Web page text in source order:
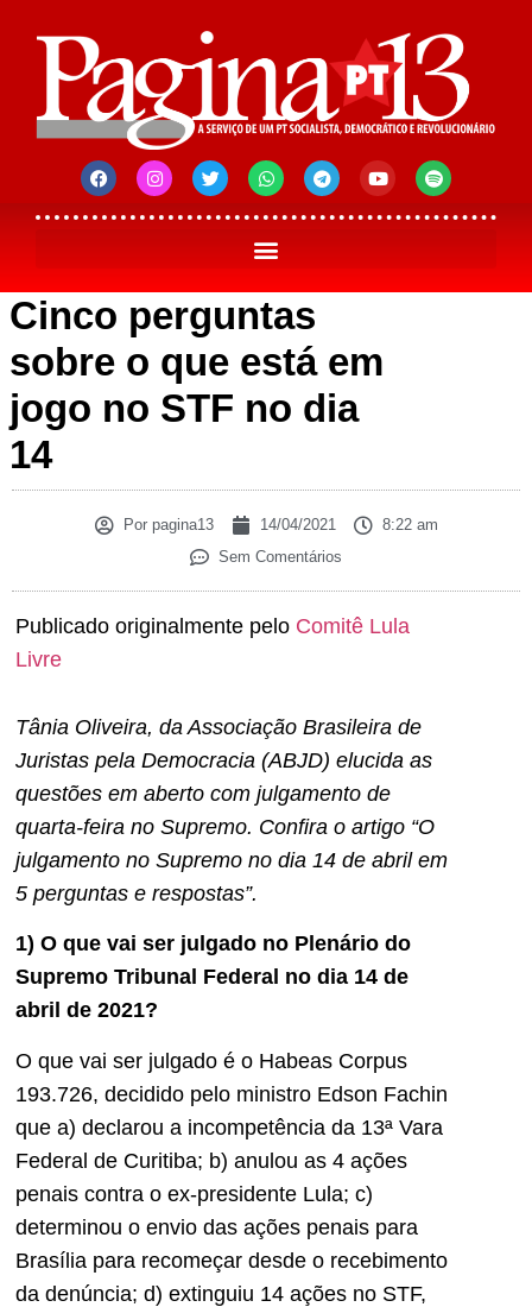
Cinco perguntas
sobre o que está em
jogo no STF no dia
14
Porpagina13 14/04/2021
8:22 am
Sem Comentários
Publicado originalmente pelo Comitê Lula
Livre
Tânia Oliveira, da Associação Brasileira de
Juristas pela Democracia (ABJD) elucida as
questões em aberto com julgamento de
quarta-feira no Supremo. Confira o artigo “O
julgamento no Supremo no dia 14 de abril em
5 perguntas e respostas”.
1) O que vai ser julgado no Plenário do
Supremo Tribunal Federal no dia 14 de
abril de 2021?
O que vai ser julgado é o Habeas Corpus
193.726, decidido pelo ministro Edson Fachin
que a) declarou a incompetência da 13ª Vara
Federal de Curitiba; b) anulou as 4 ações
penais contra o ex-presidente Lula; c)
determinou o envio das ações penais para
Brasília para recomeçar desde o recebimento
da denúncia; d) extinguiu 14 ações no STF,